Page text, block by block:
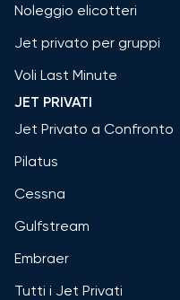
Noleggio elicotteri
Jet privato per gruppi
Voli Last Minute
JET PRIVATI
Jet Privato a Confronto
Pilatus
Cessna
Gulfstream
Embraer
Tutti i Jet Privati